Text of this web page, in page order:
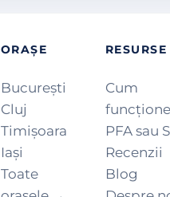
ORAȘE
București
Cluj
Timișoara
Iași
Toate
RESURSE
Cum
PFA sau
Recenzii
Blog